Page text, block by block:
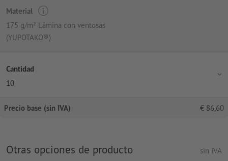
Material
175 g/m² Lámina con ventosas
(YUPOTAKO®)
Cantidad
10
Precio base (sin IVA) € 86,60
Otras opciones de producto sin IVA